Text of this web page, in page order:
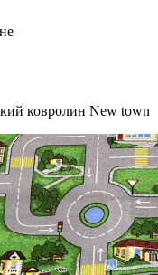
ковролин New town